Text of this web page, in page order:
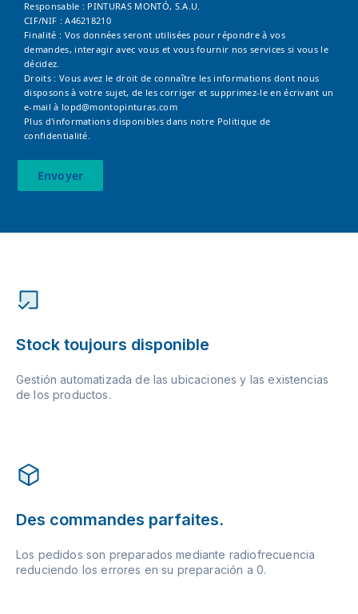
Responsable : PINTURAS MONTÓ, S.A.U.
CIF/NIF : A46218210
Finalité : Vos données seront utilisées pour répondre à vos
demandes, interagir avec vous et vous fournir nos services si vous le
décidez.
Droits : Vous avez le droit de connaître les informations dont nous
disposons à votre sujet, de les corriger et supprimez-le en écrivant un
e-mail à lopd@montopinturas.com
Plus d'informations disponibles dans notre Politique de
confidentialité.
Envoyer
Stock toujours disponible
Gestión automatizada de las ubicaciones y las existencias
de los productos.
Des commandes parfaites.
Los pedidos son preparados mediante radiofrecuencia
reduciendo los errores en su preparación a 0.